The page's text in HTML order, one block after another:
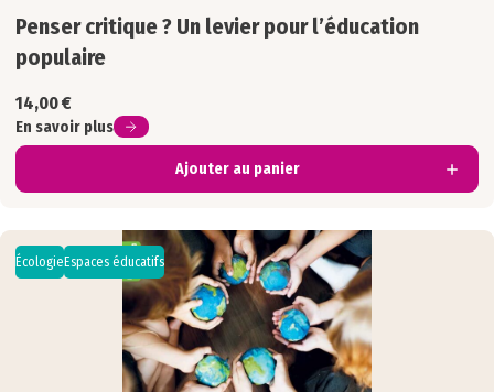
Penser critique ? Un levier pour l’éducation
populaire
14,00€
En savoir plus
Ajouter au panier
Écologie Espaces éducatifs